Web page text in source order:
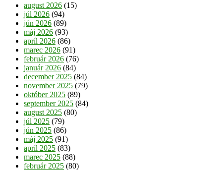
august 2026 (15)
júl 2026 (94)
jún 2026 (89)
máj 2026 (93)
apríl 2026 (86)
marec 2026 (91)
február 2026 (76)
január 2026 (84)
december 2025 (84)
november 2025 (79)
október 2025 (89)
september 2025 (84)
august 2025 (80)
júl 2025 (79)
jún 2025 (86)
máj 2025 (91)
apríl 2025 (83)
marec 2025 (88)
február 2025 (80)